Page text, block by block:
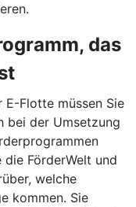
das
E-Flotte müssen Sie
bei der Umsetzung
FörderWelt und
welche
kommen. Sie